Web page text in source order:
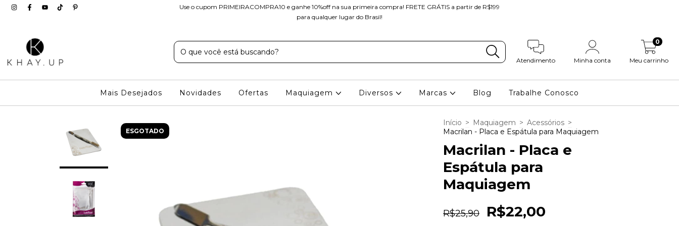
Use o cupom PRIMEIRACOMPRA10 e ganhe 10%off na sua primeira compra! FRETE GRÁTIS a partir de R$199
para qualquer lugar do Brasil!
Atendimento Minha conta Meu carrinho
0
Mais Desejados Novidades Ofertas Maquiagem Diversos Marcas Blog Trabalhe Conosco
ESGOTADO
Início > Maquiagem > Acessórios >
Macrilan - Placa e Espátula para Maquiagem
Macrilan - Placa e
Espátula para
Maquiagem
R$25,90 R$22,00